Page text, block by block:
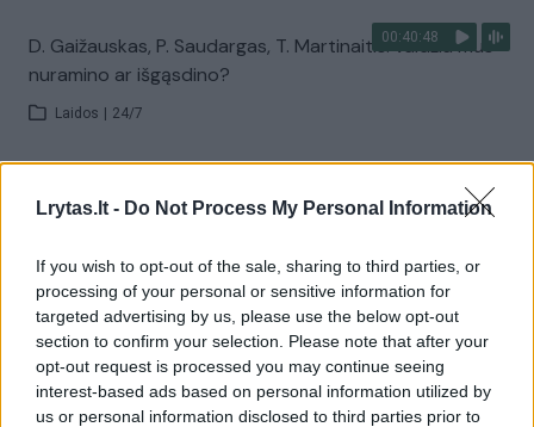
Lrytas.lt - Do Not Process My Personal Information
If you wish to opt-out of the sale, sharing to third parties, or
processing of your personal or sensitive information for
targeted advertising by us, please use the below opt-out
section to confirm your selection. Please note that after your
opt-out request is processed you may continue seeing
interest-based ads based on personal information utilized by
us or personal information disclosed to third parties prior to
00:40:48
D. Gaižauskas, P. Saudargas, T. Martinaitis: valdžia mus
nuramino ar išgąsdino?
Laidos 24/7
00:00:52
Savaitės pradžia su lietumi ir perkūnija: temperatūra
dar sieks 30 laipsnių
Žinios | Orai
Visi įrašai